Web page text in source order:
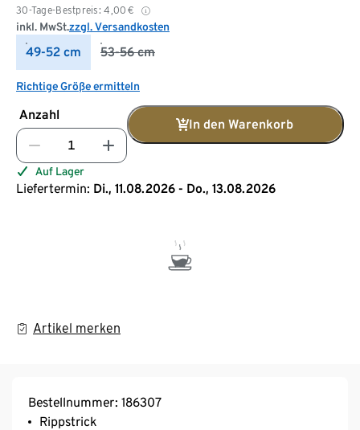
30-Tage-Bestpreis: 4,00 €
inkl. MwSt.zzgl. Versandkosten
49-52 cm 53-56 cm
Richtige Größe ermitteln
Anzahl
In den Warenkorb
Auf Lager
Liefertermin: Di., 11.08.2026 - Do., 13.08.2026
Artikel merken
Bestellnummer: 186307
Rippstrick